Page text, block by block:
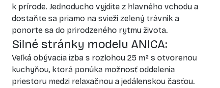
k prírode. Jednoducho vyjdite z hlavného vchodu a
dostaňte sa priamo na svieži zelený trávnik a
ponorte sa do prirodzeného rytmu života.
Silné stránky modelu ANICA:
Veľká obývacia izba s rozlohou 25 m² s otvorenou
kuchyňou, ktorá ponúka možnosť oddelenia
priestoru medzi relaxačnou a jedálenskou časťou.